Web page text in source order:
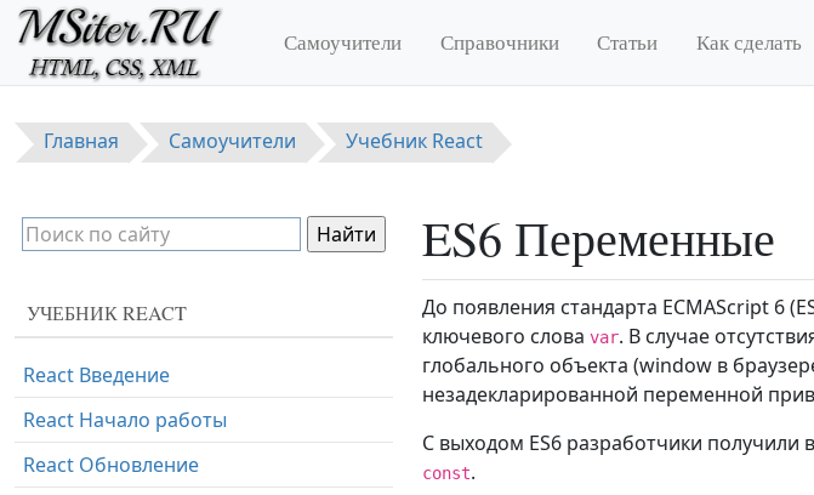
Перейти к основному содержанию
Самоучители Справочники Статьи Как сделать
Главная Самоучители Учебник React
ES6 Переменные
До появления стандарта ECMAScript 6
ключевого слова var. В случае
глобального объекта (window в
незадекларированной переменной
С выходом ES6 разработчики
const.
УЧЕБНИК REACT
React Введение
React Начало работы
React Обновление